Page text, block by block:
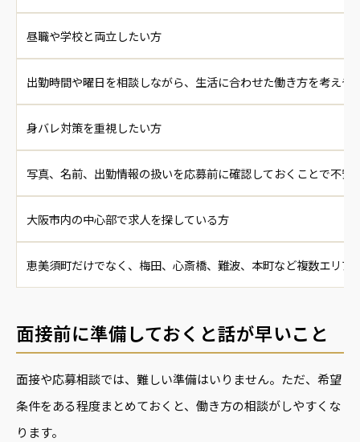
昼職や学校と両立したい方
出勤時間や曜日を相談しながら、生活に合わせた働き方を考えや
身バレ対策を重視したい方
写真、名前、出勤情報の扱いを応募前に確認しておくことで不安
大阪市内の中心部で求人を探している方
恵美須町だけでなく、梅田、心斎橋、難波、本町など複数エリア
面接前に準備しておくと話が早いこと
面接や応募相談では、難しい準備はいりません。ただ、希望
条件をある程度まとめておくと、働き方の相談がしやすくな
ります。